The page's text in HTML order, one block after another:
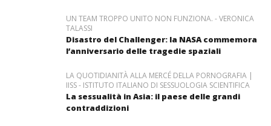
UN TEAM TROPPO UNITO NON FUNZIONA. - VERONICA
TALASSI
Disastro del Challenger: la NASA commemora
l’anniversario delle tragedie spaziali
LA QUOTIDIANITÀ ALLA MERCÉ DELLA PORNOGRAFIA |
IISS - ISTITUTO ITALIANO DI SESSUOLOGIA SCIENTIFICA
La sessualità in Asia: il paese delle grandi
contraddizioni